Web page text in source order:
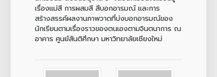
เรื่องแม่สี การผสมสี สีบอกอารมณ์ และการ
สร้างสรรค์ผลงานภาพวาดที่บ่งบอกอารมณ์ของ
นักเรียนตามเรื่องราวของตนเองตามจินตนาการ ณ
อาคาร ศูนย์สันติศึกษา มหาวิทยาลัยเชียงใหม่